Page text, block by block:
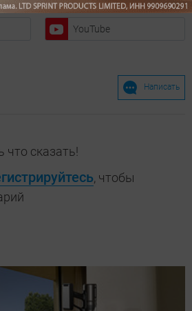
YouTube
Написать
сказать!
, чтобы